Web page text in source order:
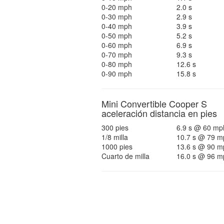
0-20 mph
2.0 s
0-30 mph
2.9 s
0-40 mph
3.9 s
0-50 mph
5.2 s
0-60 mph
6.9 s
0-70 mph
9.3 s
0-80 mph
12.6 s
0-90 mph
15.8 s
Mini Convertible Cooper S
aceleración distancia en pies
300 pies
6.9 s @ 60
1/8 milla
10.7 s @ 79
1000 pies
13.6 s @ 90
Cuarto de milla
16.0 s @ 96